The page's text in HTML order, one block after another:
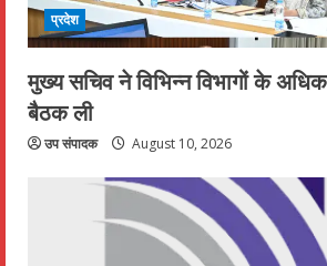
प्रदेश
मुख्य सचिव ने विभिन्न विभागों के
बैठक ली
उप संपादक August 10, 2026